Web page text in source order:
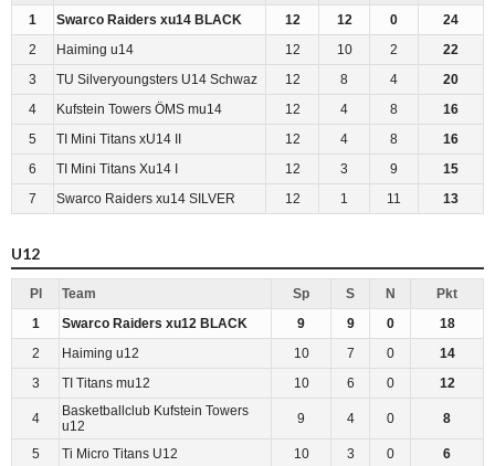
1
Swarco Raiders xu14 BLACK 12 12 0
24
2
Haiming u14 12 10 2
22
3
TU Silveryoungsters U14 Schwaz 12 8 4
20
4
Kufstein Towers ÖMS mu14 12 4 8
16
5
TI Mini Titans xU14 II 12 4 8
16
6
TI Mini Titans Xu14 I 12 3 9
15
7
Swarco Raiders xu14 SILVER 12 1 11 13
U12
Pl Team Sp S N
Pkt
1
Swarco Raiders xu12 BLACK 9 9 0
18
2
Haiming u12 10 7 0
14
3
TI Titans mu12 10 6 0 12
4
Basketballclub Kufstein Towers
u12
9 4 0 8
5 Ti Micro Titans U12 10 3 0
6